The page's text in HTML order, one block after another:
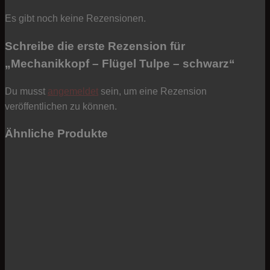
Es gibt noch keine Rezensionen.
Schreibe die erste Rezension für
„Mechanikkopf – Flügel Tulpe – schwarz“
Du musst angemeldet sein, um eine Rezension
veröffentlichen zu können.
Ähnliche Produkte